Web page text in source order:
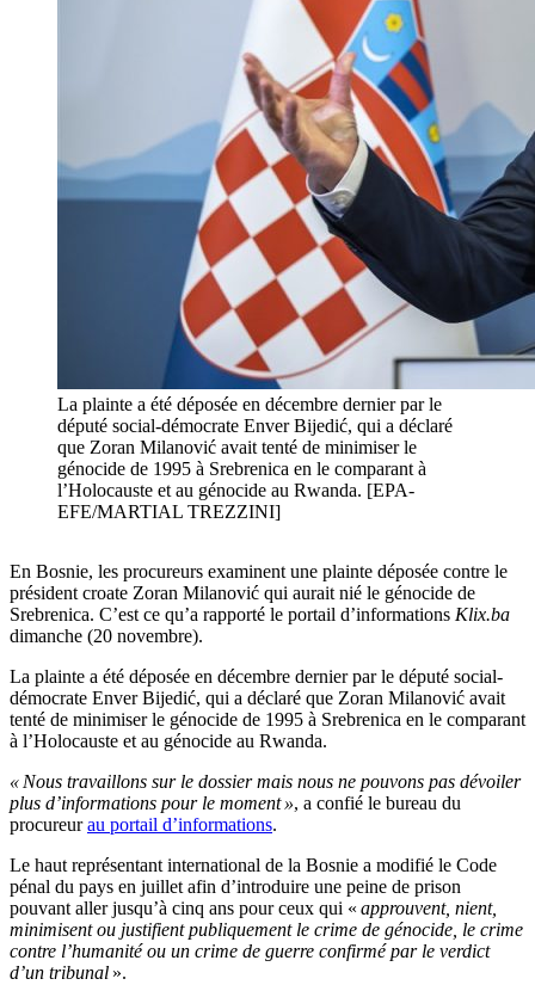
La plainte a été déposée en décembre dernier par le
député social-démocrate Enver Bijedić, qui a déclaré
que Zoran Milanović avait tenté de minimiser le
génocide de 1995 à Srebrenica en le comparant à
l’Holocauste et au génocide au Rwanda. [EPA-
EFE/MARTIAL TREZZINI]
En Bosnie, les procureurs examinent une plainte déposée contre le
président croate Zoran Milanović qui aurait nié le génocide de
Srebrenica. C’est ce qu’a rapporté le portail d’informations Klix.ba
dimanche (20 novembre).
La plainte a été déposée en décembre dernier par le député social-
démocrate Enver Bijedić, qui a déclaré que Zoran Milanović avait
tenté de minimiser le génocide de 1995 à Srebrenica en le comparant
à l’Holocauste et au génocide au Rwanda.
« Nous travaillons sur le dossier mais nous ne pouvons pas dévoiler
plus d’informations pour le moment », a confié le bureau du
procureurau portail d’informations.
Le haut représentant international de la Bosnie a modifié le Code
pénal du pays en juillet afin d’introduire une peine de prison
pouvant aller jusqu’à cinq ans pour ceux qui « approuvent, nient,
minimisent ou justifient publiquement le crime de génocide, le crime
contre l’humanité ou un crime de guerre confirmé par le verdict
d’un tribunal ».